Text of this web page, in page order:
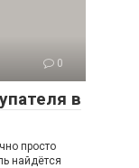
0
в
просто
найдётся